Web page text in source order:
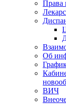
Права
Об
ВИЧ